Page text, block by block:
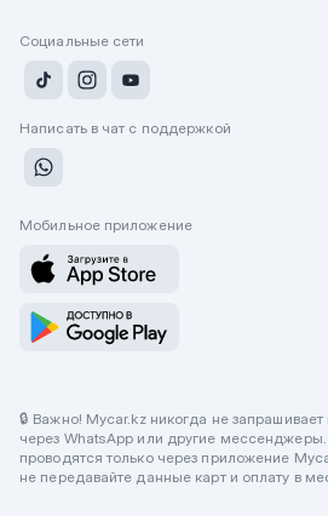
Социальные сети
Написать в чат с поддержкой
Мобильное приложение
🔒 Важно! Mycar.kz никогда не
через WhatsApp или другие
проводятся только через приложение
не передавайте данные карт и оплату в